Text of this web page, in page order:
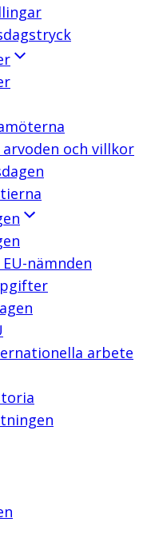
och villkor
nämnden
arbete